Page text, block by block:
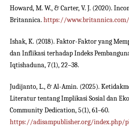
Howard, M. W., & Carter, V. J. (2020).
Britannica. https://
Ishak, K. (2018). Faktor-Faktor yang
dan Inflikasi terhadap Indeks
Iqtishaduna, 7(1), 22–38.
Judijanto, L., & Al-Amin. (2025).
Literatur tentang Implikasi Sosial dan
Community Dedication, 5(1), 61–60.
https://adisampublisher.org/index.php/